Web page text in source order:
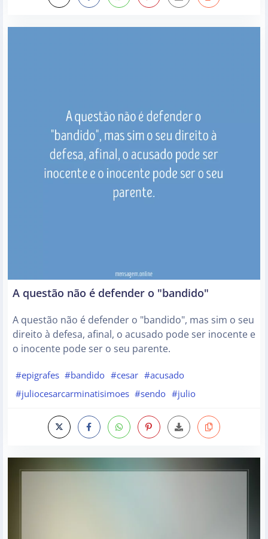
A questão não é defender o "bandido"
A questão não é defender o "bandido", mas sim o seu
direito à defesa, afinal, o acusado pode ser inocente e
o inocente pode ser o seu parente.
#epigrafes #bandido #cesar #acusado
#juliocesarcarminatisimoes #sendo #julio